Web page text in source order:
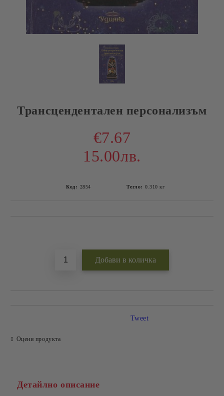
Трансцендентален персонализъм
€7.67
15.00лв.
Код: 2854 Тегло: 0.310 кг
Оцени продукта
Tweet
Детайлно описание